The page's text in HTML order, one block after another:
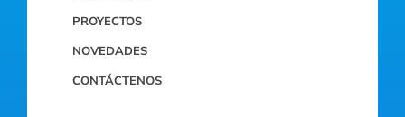
PROYECTOS
NOVEDADES
CONTÁCTENOS